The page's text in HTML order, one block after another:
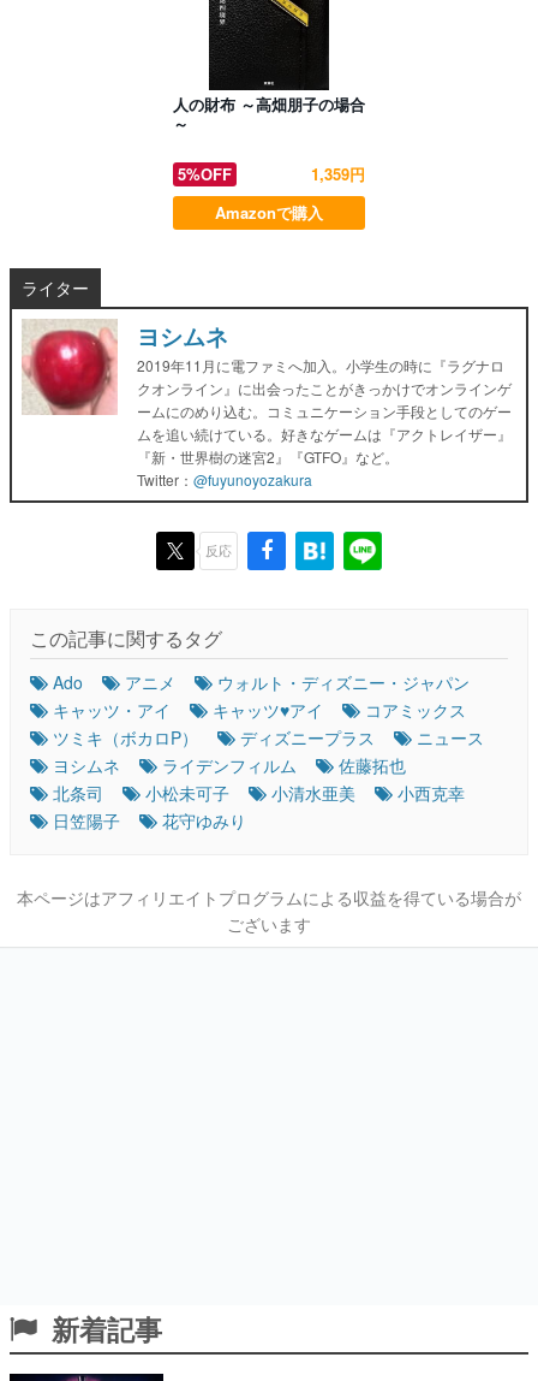
人の財布 ～高畑朋子の場合
～
5%OFF
1,359円
Amazonで購入
ライター
ヨシムネ
2019年11月に電ファミへ加入。小学生の時に『ラグナロ
クオンライン』に出会ったことがきっかけでオンラインゲ
ームにのめり込む。コミュニケーション手段としてのゲー
ムを追い続けている。好きなゲームは『アクトレイザー』
『新・世界樹の迷宮2』『GTFO』など。
Twitter： @fuyunoyozakura
反応
この記事に関するタグ
Ado アニメ
ウォルト・ディズニー・ジャパン
キャッツ・アイ
キャッツ♥アイ
コアミックス
ツミキ（ボカロP）
ディズニープラス
ニュース
ヨシムネ
ライデンフィルム
佐藤拓也
北条司
小松未可子 小清水亜美
小西克幸
日笠陽子
花守ゆみり
本ページはアフィリエイトプログラムによる収益を得ている場合が
ございます
新着記事